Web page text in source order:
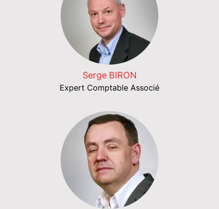
Serge BIRON
Expert Comptable Associé